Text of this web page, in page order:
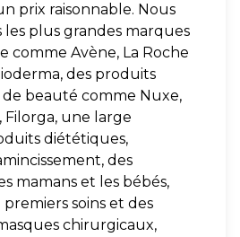
prix raisonnable. Nous
les plus grandes marques
comme Avène, La Roche
des produits
beauté comme Nuxe,
Filorga, une large
diététiques,
des
mamans et les bébés,
soins et des
chirurgicaux,